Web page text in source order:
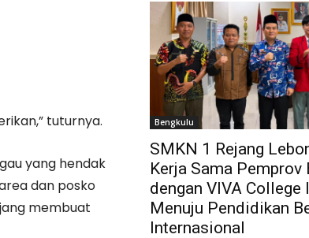
tuturnya.
yang hendak
dan posko
membuat
Bengkulu
SMKN 1 Rejang
Kerja Sama Pemprov
dengan VIVA College
Menuju Pendidikan
Internasional